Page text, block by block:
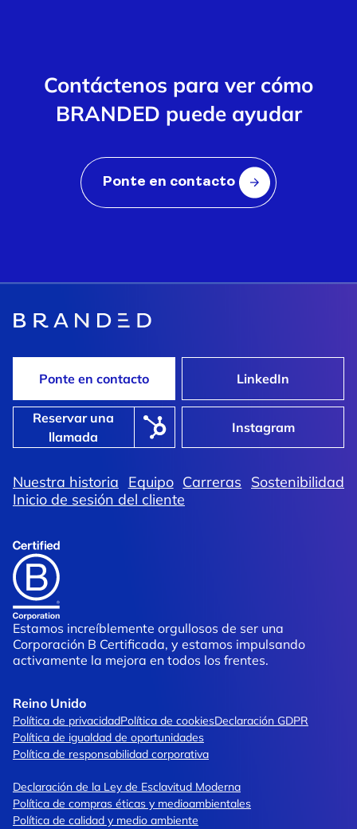
Contáctenos para ver cómo
BRANDED puede ayudar
Ponte en contacto
Ponte en contacto LinkedIn
Reservar una
llamada
Instagram
Nuestra historia Equipo Carreras
Sostenibilidad
Inicio de sesión del cliente
Estamos increíblemente orgullosos de ser una
Corporación B Certificada, y estamos impulsando
activamente la mejora en todos los frentes.
Reino Unido
Política de privacidadPolítica de cookiesDeclaración GDPR
Política de igualdad de oportunidades
Política de responsabilidad corporativa
Declaración de la Ley de Esclavitud Moderna
Política de compras éticas y medioambientales
Política de calidad y medio ambiente